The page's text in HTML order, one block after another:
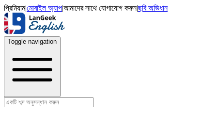
প্রিমিয়াম|মোবাইল অ্যাপ|আমাদের সাথে যোগাযোগ করুন|ছবি অভিধান
Toggle navigation